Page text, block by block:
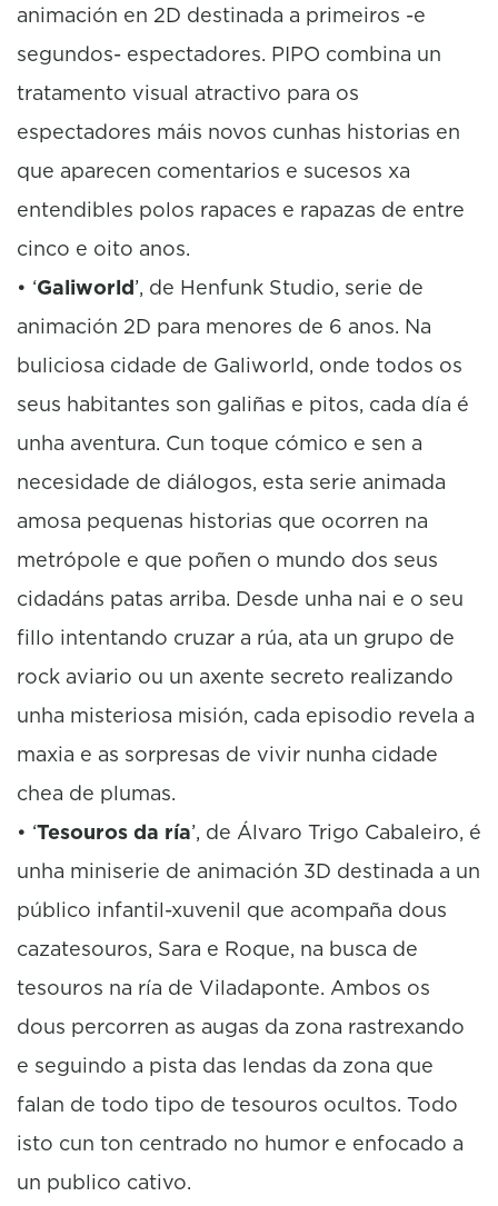
animación en 2D destinada a primeiros -e
segundos- espectadores. PIPO combina un
tratamento visual atractivo para os
espectadores máis novos cunhas historias en
que aparecen comentarios e sucesos xa
entendibles polos rapaces e rapazas de entre
cinco e oito anos.
• ‘Galiworld’, de Henfunk Studio, serie de
animación 2D para menores de 6 anos. Na
buliciosa cidade de Galiworld, onde todos os
seus habitantes son galiñas e pitos, cada día é
unha aventura. Cun toque cómico e sen a
necesidade de diálogos, esta serie animada
amosa pequenas historias que ocorren na
metrópole e que poñen o mundo dos seus
cidadáns patas arriba. Desde unha nai e o seu
fillo intentando cruzar a rúa, ata un grupo de
rock aviario ou un axente secreto realizando
unha misteriosa misión, cada episodio revela a
maxia e as sorpresas de vivir nunha cidade
chea de plumas.
• ‘Tesouros da ría’, de Álvaro Trigo Cabaleiro, é
unha miniserie de animación 3D destinada a un
público infantil-xuvenil que acompaña dous
cazatesouros, Sara e Roque, na busca de
tesouros na ría de Viladaponte. Ambos os
dous percorren as augas da zona rastrexando
e seguindo a pista das lendas da zona que
falan de todo tipo de tesouros ocultos. Todo
isto cun ton centrado no humor e enfocado a
un publico cativo.